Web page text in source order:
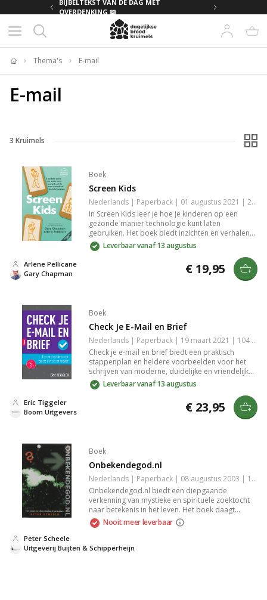
BIJBELTEKST VAN DE DAG MET
OVERDENKING 📖
Home
Thema's E-mail
E-mail
3 Kruimels
Boek
Screen Kids
Nederlands | Paperback | 01 augustus 2021 | 224 pagina's | 9789083121932
In Screen Kids leer je hoe je kinderen op een
gezonde manier technologie kunt laten
gebruiken. Het boek biedt inzichten en verhalen
om schermafhankelijkheid in huis te verminderen
en belicht vijf essentiële sociale vaardigheden
dankbaarheid, zelfbeheersing, sorry zeggen en
Leverbaar vanaf 13 augustus
Gary Chapman
Arlene Pellicane € 19,95
Boek
Check Je E-Mail en Brief
Nederlands | Paperback | 19 maart 2021 | 104 pagina's | 9789024439164
Check je e-mail en brief biedt een praktisch
stappenplan en heldere voorbeelden voor het
schrijven van moderne, duidelijke en vriendelijke
zakelijke e-mails en brieven. Met actuele tips over
toon, stijl en opbouw, geschikt voor elk
Leverbaar vanaf 13 augustus
Boom Uitgevers
Eric Tiggeler € 23,95
Boek
Onbekendegod.nl
Nederlands | Paperback | 08 augustus 2003 | 160 pagina's | 9789058811301
Onbekendegod.nl biedt een diepgaande
verkenning van mystieke en spirituele zoektocht
naar betekenis in het leven. Het boek daagt
bestaande overtuigingen uit en leidt je door
prikkelende inzichten en verhalen die de relatie
must-read voor iedereen die zijn innerlijke wereld
Nooit meer leverbaar
Uitgeverij Buijten & Schipperheijn
Peter Scheele